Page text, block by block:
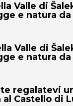
Valle di
e natura
Valle di
e natura
regalatevi
Castello di